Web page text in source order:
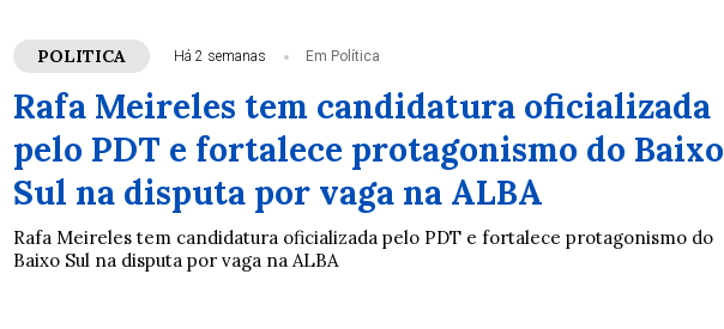
POLITICA Há 2 semanas Em Política
Rafa Meireles tem candidatura oficializada
pelo PDT e fortalece protagonismo do Baixo
Sul na disputa por vaga na ALBA
Rafa Meireles tem candidatura oficializada pelo PDT e fortalece protagonismo do
Baixo Sul na disputa por vaga na ALBA